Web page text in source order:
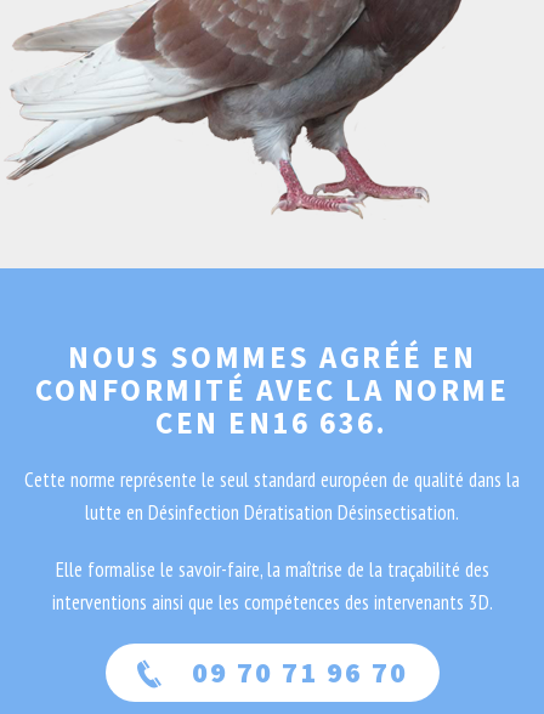
NOUS SOMMES AGRÉÉ EN
CONFORMITÉ AVEC LA NORME
CEN EN16 636.
Cette norme représente le seul standard européen de qualité dans la
lutte en Désinfection Dératisation Désinsectisation.
Elle formalise le savoir-faire, la maîtrise de la traçabilité des
interventions ainsi que les compétences des intervenants 3D.
09 70 71 96 70